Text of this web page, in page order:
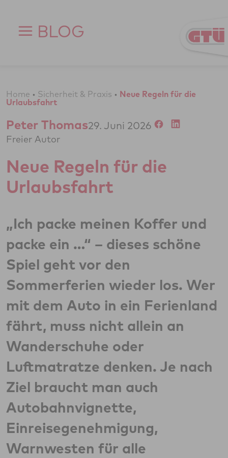
BLOG
Home • Sicherheit & Praxis • Neue Regeln für die
Urlaubsfahrt
Peter Thomas
Freier Autor
29. Juni 2026
Neue Regeln für die
Urlaubsfahrt
„Ich packe meinen Koffer und
packe ein …“ – dieses schöne
Spiel geht vor den
Sommerferien wieder los. Wer
mit dem Auto in ein Ferienland
fährt, muss nicht allein an
Wanderschuhe oder
Luftmatratze denken. Je nach
Ziel braucht man auch
Autobahnvignette,
Einreisegenehmigung,
Warnwesten für alle